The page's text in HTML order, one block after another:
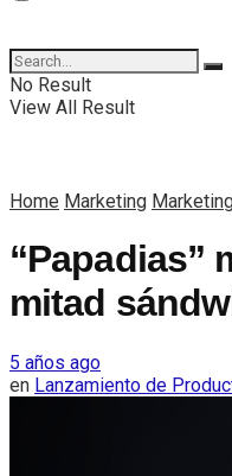
No Result
View All Result
Home Marketing
“Papadias”
mitad
5 años ago
en Lanzamiento de